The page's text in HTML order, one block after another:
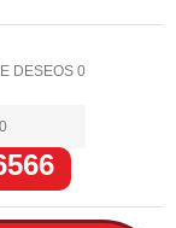
DESEOS 0
0